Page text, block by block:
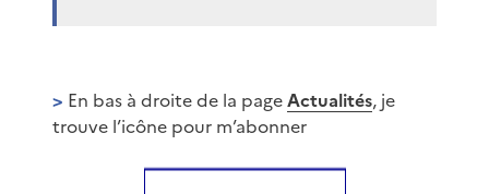
> En bas à droite de la pageActualités, je
trouve l’icône pour m’abonner